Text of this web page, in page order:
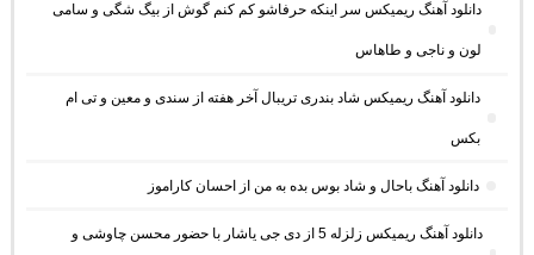
دانلود آهنگ ریمیکس سر اینکه حرفاشو کم کنم گوش از بیگ شگی و سامی
لون و ناجی و طاهاس
دانلود آهنگ ریمیکس شاد بندری تریبال آخر هفته از سندی و معین و تی ام
بکس
دانلود آهنگ باحال و شاد بوس بده به من از احسان کاراموز
دانلود آهنگ ریمیکس زلزله 5 از دی جی یاشار با حضور محسن چاوشی و